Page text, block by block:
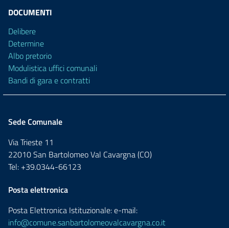
DOCUMENTI
Delibere
Determine
Albo pretorio
Modulistica uffici comunali
Bandi di gara e contratti
Sede Comunale
Via Trieste 11
22010 San Bartolomeo Val Cavargna (CO)
Tel: +39.0344-66123
Posta elettronica
Posta Elettronica Istituzionale: e-mail:
info@comune.sanbartolomeovalcavargna.co.it